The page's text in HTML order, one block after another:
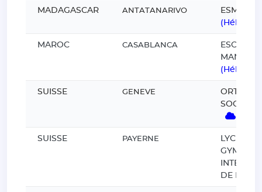
MADAGASCAR ANTATANARIVO
ESMIA
MAROC CASABLANCA
ESCA
SUISSE GENEVE
ORTRA
SOCIAL
SUISSE PAYERNE
LYCEE
GYMNASE
DE LA